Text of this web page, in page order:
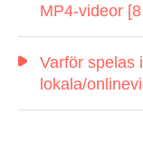
MP4-videor
Varför spelas
lokala/